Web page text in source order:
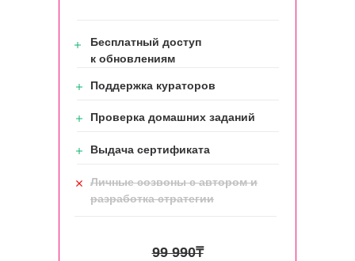
Бесплатный доступ
к обновлениям
Поддержка кураторов
Проверка домашних заданий
Выдача сертификата
Личные созвоны с автором и
разработка стратегии
99 990₸